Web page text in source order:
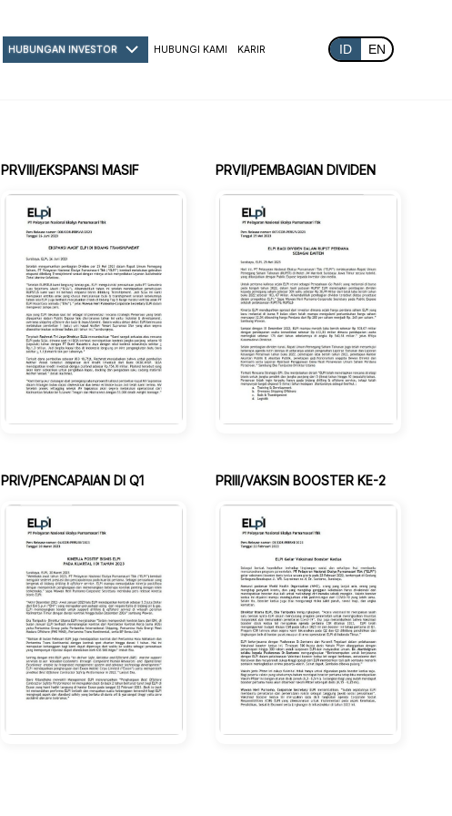
HUBUNGAN INVESTOR HUBUNGI KAMI KARIR ID EN
PRVIII/EKSPANSI MASIF PRVII/PEMBAGIAN DIVIDEN
PRIV/PENCAPAIAN DI Q1 PRIII/VAKSIN BOOSTER KE-2